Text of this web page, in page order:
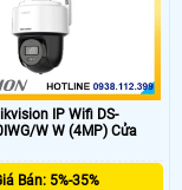
IP Wifi DS-
W W (4MP) Cửa
Bán: 5%-35%